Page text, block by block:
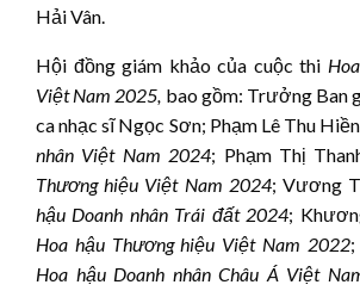
Hải Vân.
Hội đồng giám khảo của cuộc thi
Việt Nam 2025, bao gồm: Trưởng Ban
ca nhạc sĩ Ngọc Sơn; Phạm Lê Thu
nhân Việt Nam 2024; Phạm Thị
Thương hiệu Việt Nam 2024; Vương
hậu Doanh nhân Trái đất 2024;
Hoa hậu Thương hiệu Việt Nam 2022;
Hoa hậu Doanh nhân Châu Á Việt